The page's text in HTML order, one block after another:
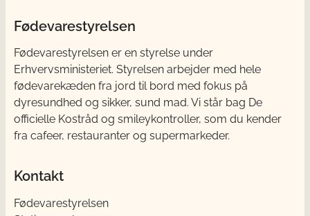
Fødevarestyrelsen
Fødevarestyrelsen er en styrelse under
Erhvervsministeriet. Styrelsen arbejder med hele
fødevarekæden fra jord til bord med fokus på
dyresundhed og sikker, sund mad. Vi står bag De
officielle Kostråd og smileykontroller, som du kender
fra cafeer, restauranter og supermarkeder.
Kontakt
Fødevarestyrelsen